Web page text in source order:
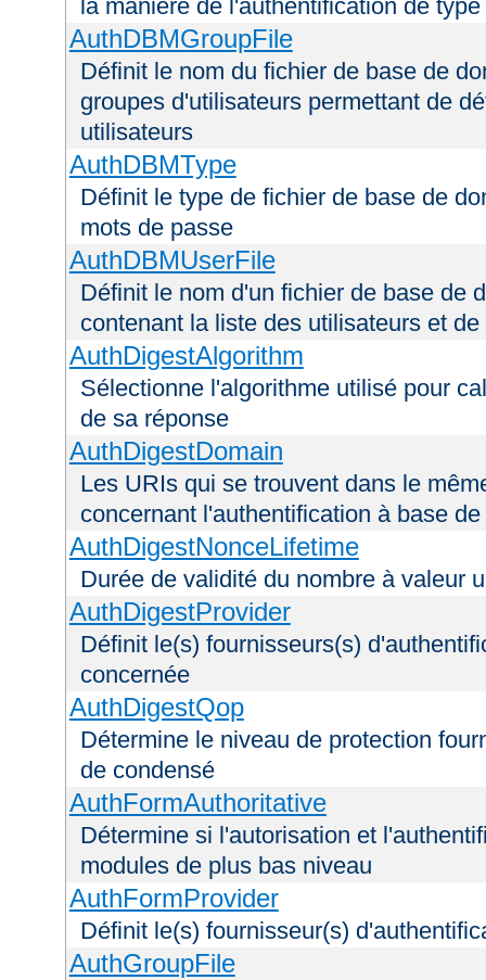
la manière de l'authentification de
AuthDBMGroupFile
Définit le nom du fichier de base de
groupes d'utilisateurs permettant de
utilisateurs
AuthDBMType
Définit le type de fichier de base de
mots de passe
AuthDBMUserFile
Définit le nom d'un fichier de base de
contenant la liste des utilisateurs et
AuthDigestAlgorithm
Sélectionne l'algorithme utilisé pour
de sa réponse
AuthDigestDomain
Les URIs qui se trouvent dans le
concernant l'authentification à base
AuthDigestNonceLifetime
Durée de validité du nombre à valeur
AuthDigestProvider
Définit le(s) fournisseurs(s)
concernée
AuthDigestQop
Détermine le niveau de protection
de condensé
AuthFormAuthoritative
Détermine si l'autorisation et
modules de plus bas niveau
AuthFormProvider
Définit le(s) fournisseur(s)
AuthGroupFile